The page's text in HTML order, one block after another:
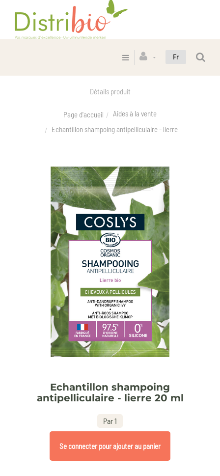
Fr
Détails produit
Page d'accueil
Aides à la vente
Echantillon shampoing antipelliculaire - lierre
Echantillon shampoing
antipelliculaire - lierre 20 ml
Par 1
Se connecter pour ajouter au panier